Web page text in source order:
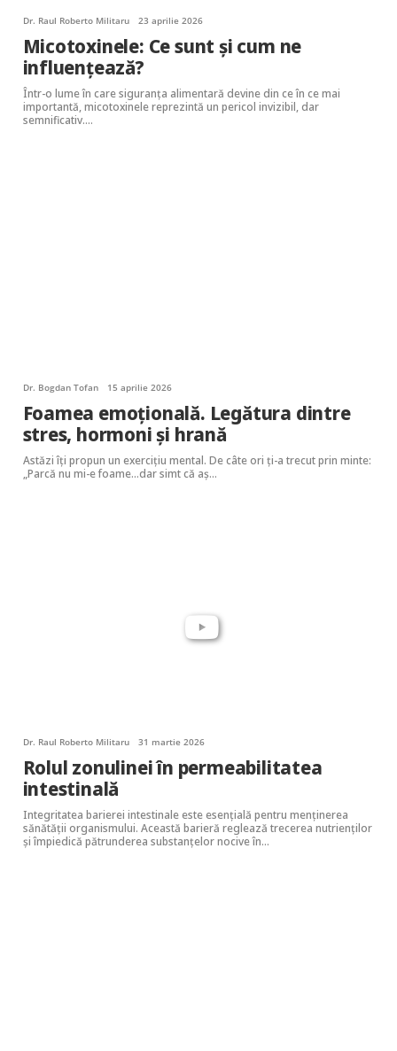
Dr. Raul Roberto Militaru 23 aprilie 2026
Micotoxinele: Ce sunt și cum ne
influențează?
Într-o lume în care siguranța alimentară devine din ce în ce mai
importantă, micotoxinele reprezintă un pericol invizibil, dar
semnificativ.…
Dr. Bogdan Tofan 15 aprilie 2026
Foamea emoțională. Legătura dintre
stres, hormoni și hrană
Astăzi îţi propun un exerciţiu mental. De câte ori ţi-a trecut prin minte:
„Parcă nu mi-e foame…dar simt că aș…
Dr. Raul Roberto Militaru 31 martie 2026
Rolul zonulinei în permeabilitatea
intestinală
Integritatea barierei intestinale este esențială pentru menținerea
sănătății organismului. Această barieră reglează trecerea nutrienților
și împiedică pătrunderea substanțelor nocive în…